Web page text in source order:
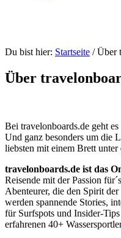
Du bist hier: Startseite / Über
Über
Bei travelonboards.de geht es
Und ganz besonders um die
liebsten mit einem Brett unter
travelonboards.de ist das
Reisende mit der Passion
Abenteurer, die den Spirit
werden spannende Stories,
für Surfspots und Insider-
erfahrenen 40+